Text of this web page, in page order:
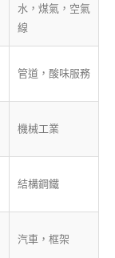
水，煤氣，空氣
線
管道，酸味服務
機械工業
結構鋼鐵
汽車，框架